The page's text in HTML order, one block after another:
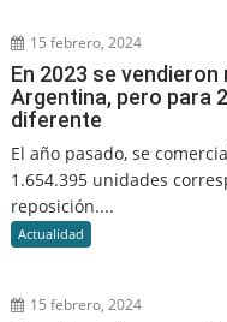
15 febrero, 2024
En 2023 se
Argentina, pero para
diferente
El año pasado, se
1.654.395 unidades
reposición....
Actualidad
15 febrero, 2024